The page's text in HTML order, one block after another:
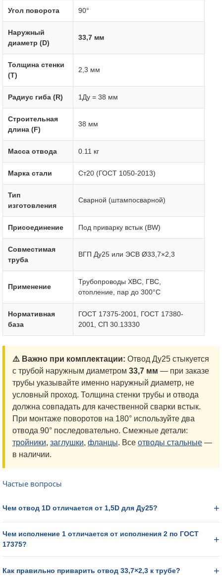
Угол поворота 90°
Наружный
диаметр (D)
33,7 мм
Толщина стенки
(T)
2,3 мм
Радиус гиба (R) 1Ду = 38 мм
Строительная
длина (F)
38 мм
Масса отвода 0.11 кг
Марка стали Ст20 (ГОСТ 1050-2013)
Тип
изготовления
Сварной (штампосварной)
Присоединение Под приварку встык (BW)
Совместимая
труба
ВГП Ду25 или ЭСВ Ø33,7×2,3
Применение
Трубопроводы ХВС, ГВС,
отопление, пар до 300°C
Нормативная
база
ГОСТ 17375-2001, ГОСТ 17380-
2001, СП 30.13330
⚠️ Важно при комплектации: Отвод Ду25 стыкуется
с трубой наружным диаметром 33,7 мм — при заказе
трубы указывайте именно наружный диаметр, не
условный проход. Толщина стенки трубы и отвода
должна совпадать для качественной сварки встык.
При монтаже поворотов на 180° используйте два
отвода 90° последовательно. Смежные детали:
тройники, заглушки, фланцы. Все отводы стальные —
в наличии.
Частые вопросы
Чем отвод 1D отличается от 1,5D для Ду25?
Чем исполнение 1 отличается от исполнения 2 по ГОСТ
17375?
Как правильно приварить отвод 33,7×2,3 к трубе?